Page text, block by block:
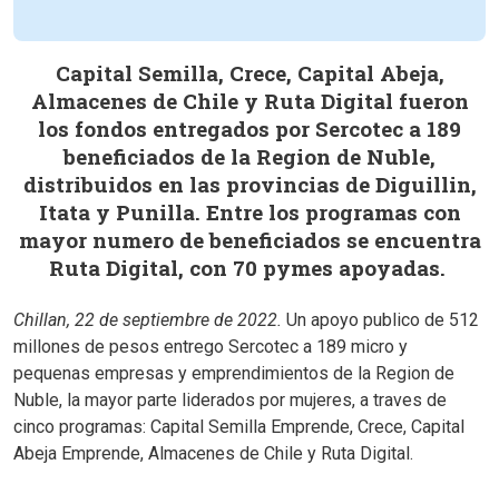
Capital Semilla, Crece, Capital Abeja,
Almacenes de Chile y Ruta Digital fueron
los fondos entregados por Sercotec a 189
beneficiados de la Region de Nuble,
distribuidos en las provincias de Diguillin,
Itata y Punilla. Entre los programas con
mayor numero de beneficiados se encuentra
Ruta Digital, con 70 pymes apoyadas.
Chillan, 22 de septiembre de 2022. Un apoyo publico de 512
millones de pesos entrego Sercotec a 189 micro y
pequenas empresas y emprendimientos de la Region de
Nuble, la mayor parte liderados por mujeres, a traves de
cinco programas: Capital Semilla Emprende, Crece, Capital
Abeja Emprende, Almacenes de Chile y Ruta Digital.